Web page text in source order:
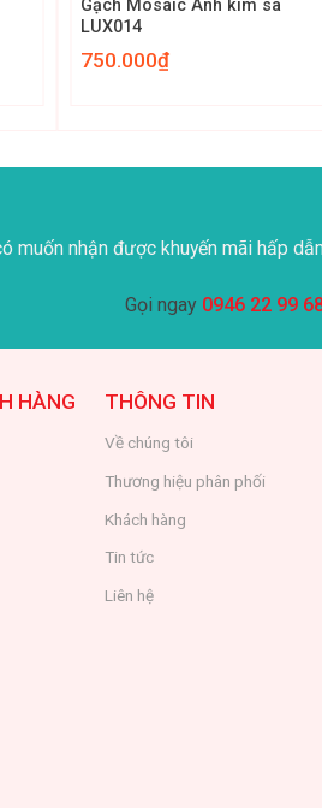
Gạch Mosaic Ánh kim sa
LUX014
750.000₫
muốn nhận được khuyến mãi hấp
Gọi ngay 0946 22 99
HÀNG THÔNG TIN
Về chúng tôi
Thương hiệu phân phối
Khách hàng
Tin tức
Liên hệ